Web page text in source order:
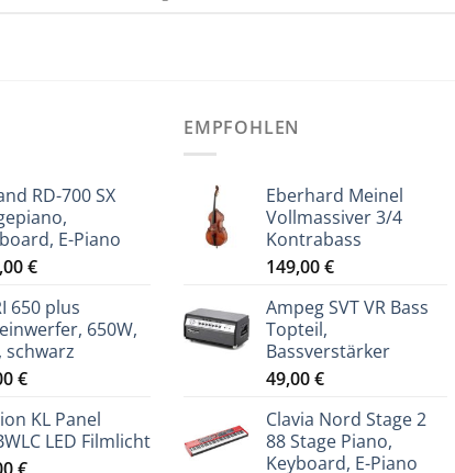
RD-700 SX
E-Piano
€
650 plus
650W,
schwarz
€
KL Panel
LED Filmlicht
EMPFOHLEN
Eberhard Meinel
Vollmassiver 3/4
Kontrabass
149,00€
Ampeg SVT VR Bass
Topteil,
Bassverstärker
49,00€
Clavia Nord Stage 2
88 Stage Piano,
Keyboard, E-Piano